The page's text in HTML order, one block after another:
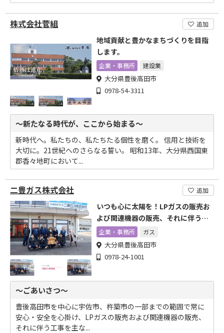
株式会社菅組 追加
地域貢献と豊かなまちづくりを目指
します。
企業・事務所 建設業
大分県豊後高田市
0978-54-3311
～新たなる時代が、ここから始まる～
新時代へ。私たちの、私たちたる個性を磨く。 信用と技術を
大切に。21世紀へのさらなる誓い。 昭和13年、大分県西国東
郡香々地町において...
二豊ガス株式会社 追加
いつも心に太陽を！LPガスの販売お
よび関連機器の販売、それに伴う工
事企業・事務所 ガス
大分県豊後高田市
0978-24-1001
～ごあいさつ～
豊後高田市を中心に宇佐市、杵築市の一部までの範囲で常に
安心・安全を心掛け、LPガスの販売および関連機器の販売、
それに伴う工事を主な...